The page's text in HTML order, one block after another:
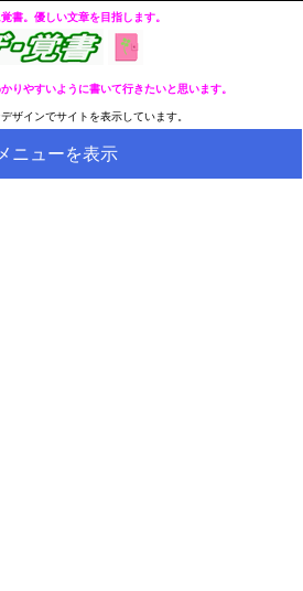
書。優しい文章を目指します。
りやすいように書いて行きたいと思います。
ザインでサイトを表示しています。
メニューを表示